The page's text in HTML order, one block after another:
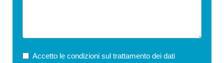
Accetto le condizioni sul trattamento dei dati